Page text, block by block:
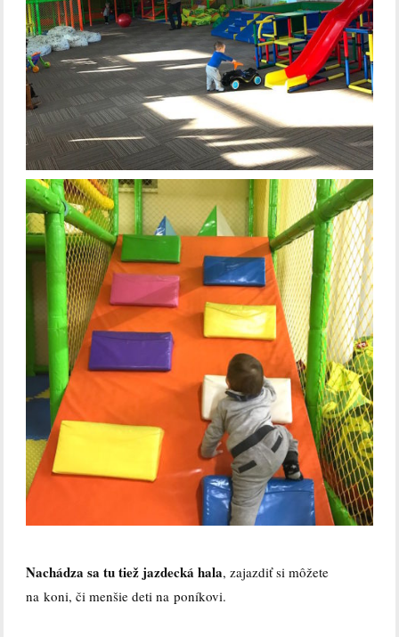
Nachádza sa tu tiež jazdecká hala, zajazdiť si môžete
na koni, či menšie deti na poníkovi.